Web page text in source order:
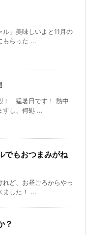
」美味しいよと11月の
もらった ...
！ 猛暑日です！ 熱中
すし、何処 ...
でもおつまみがね
ど、お昼ごろからやっ
ました！ ...
？